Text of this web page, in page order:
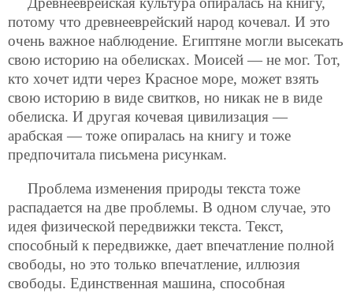
потому что древнееврейский народ кочевал. И это
очень важное наблюдение. Египтяне могли высекать
свою историю на обелисках. Моисей — не мог. Тот,
кто хочет идти через Красное море, может взять
свою историю в виде свитков, но никак не в виде
обелиска. И другая кочевая цивилизация —
арабская — тоже опиралась на книгу и тоже
предпочитала письмена рисункам.
Проблема изменения природы текста тоже
распадается на две проблемы. В одном случае, это
идея физической передвижки текста. Текст,
способный к передвижке, дает впечатление полной
свободы, но это только впечатление, иллюзия
свободы. Единственная машина, способная